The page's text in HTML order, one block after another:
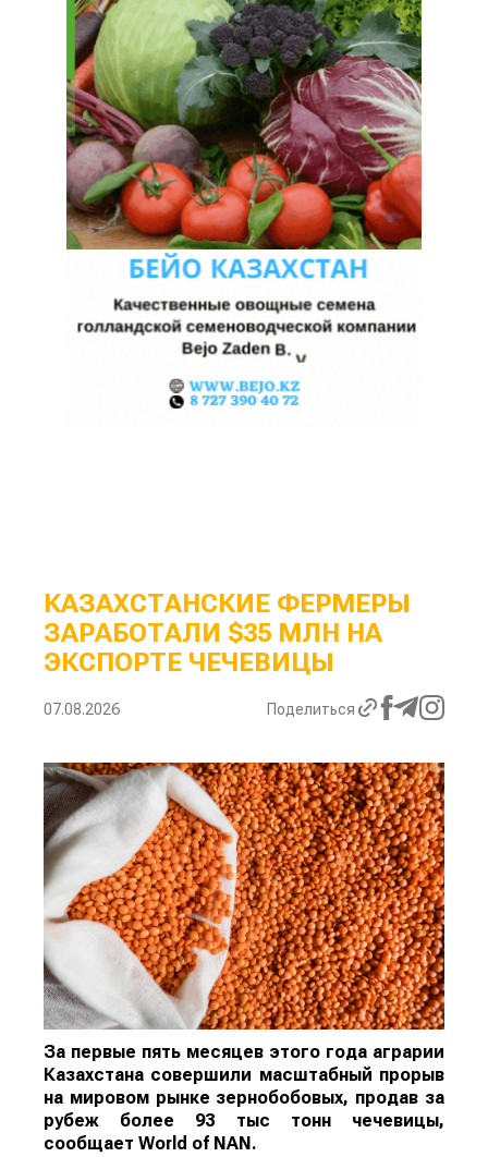
КАЗАХСТАНСКИЕ ФЕРМЕРЫ
ЗАРАБОТАЛИ $35 МЛН НА
ЭКСПОРТЕ ЧЕЧЕВИЦЫ
07.08.2026 Поделиться
За первые пять месяцев этого года аграрии
Казахстана совершили масштабный прорыв
на мировом рынке зернобобовых, продав за
рубеж более 93 тыс тонн чечевицы,
сообщает World of NAN .